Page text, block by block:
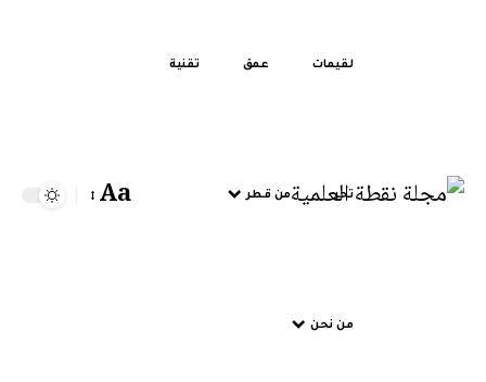
لقيمات عمق تقنية
تحر من قطر
من نحن
Aa